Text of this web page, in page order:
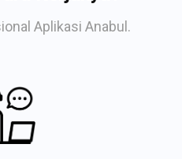
Aplikasi Anabul.